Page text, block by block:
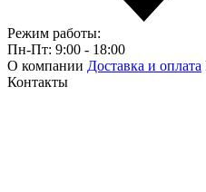
Режим работы:
Пн-Пт: 9:00 - 18:00
О компании Доставка и оплата
Контакты